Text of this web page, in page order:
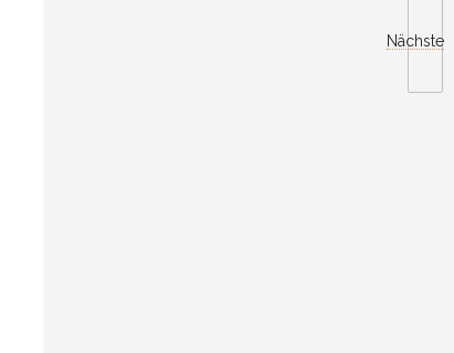
Nächste